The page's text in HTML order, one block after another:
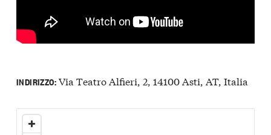
INDIRIZZO:Via Teatro Alfieri, 2, 14100 Asti, AT, Italia